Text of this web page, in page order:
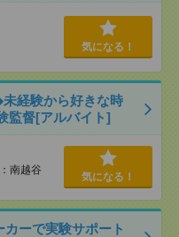
気になる！
経験から好きな時
監督[アルバイト]
南越谷
気になる！
カーで実験サポート